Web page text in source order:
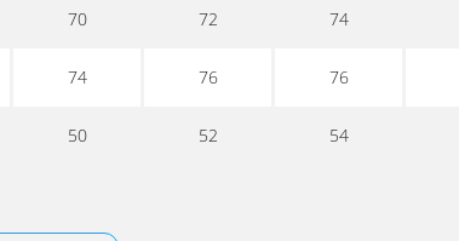
70 72 74
74 76 76
50 52 54